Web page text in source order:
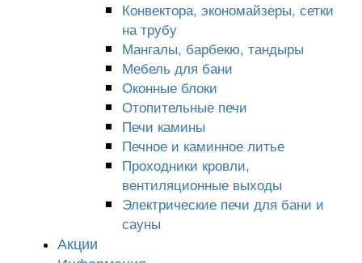
Конвектора, экономайзеры, сетки
на трубу
Мангалы, барбекю, тандыры
Мебель для бани
Оконные блоки
Отопительные печи
Печи камины
Печное и каминное литье
Проходники кровли,
вeнтиляционные выходы
Электрические печи для бани и
сауны
Акции